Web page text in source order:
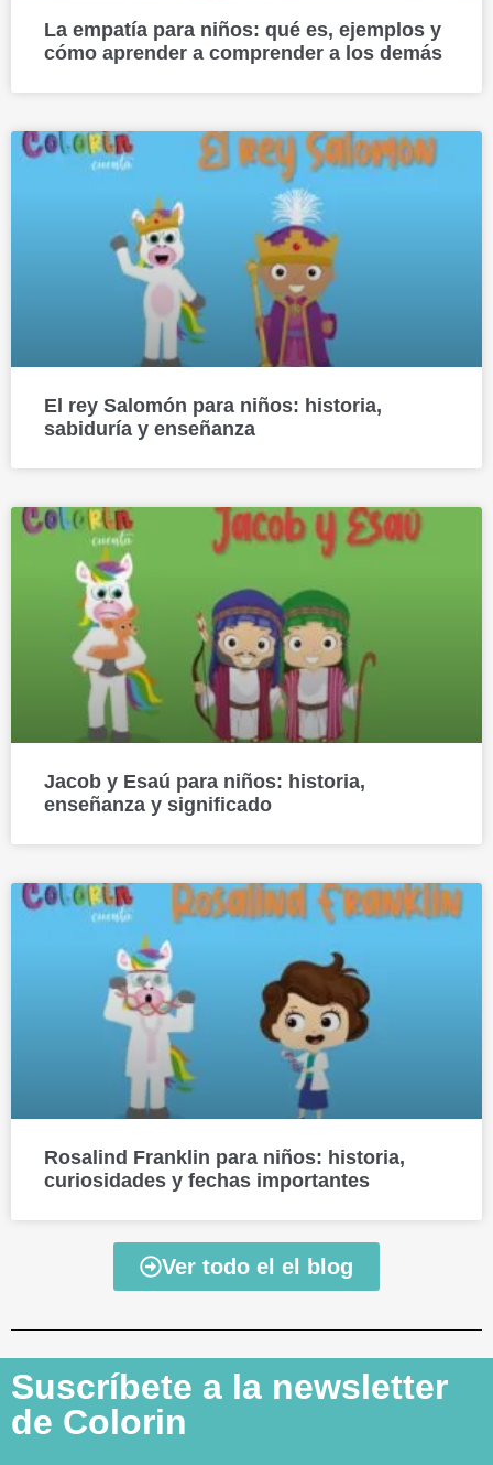
La empatía para niños: qué es, ejemplos y
cómo aprender a comprender a los demás
El rey Salomón para niños: historia,
sabiduría y enseñanza
Jacob y Esaú para niños: historia,
enseñanza y significado
Rosalind Franklin para niños: historia,
curiosidades y fechas importantes
Ver todo el el blog
Suscríbete a la newsletter
de Colorin